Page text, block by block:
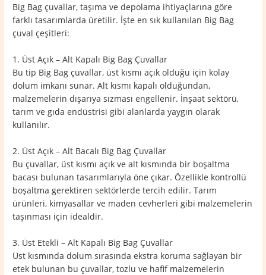
Big Bag çuvallar, taşıma ve depolama ihtiyaçlarına göre
farklı tasarımlarda üretilir. İşte en sık kullanılan Big Bag
çuval çeşitleri:
1. Üst Açık – Alt Kapalı Big Bag Çuvallar
Bu tip Big Bag çuvallar, üst kısmı açık olduğu için kolay
dolum imkanı sunar. Alt kısmı kapalı olduğundan,
malzemelerin dışarıya sızması engellenir. İnşaat sektörü,
tarım ve gıda endüstrisi gibi alanlarda yaygın olarak
kullanılır.
2. Üst Açık – Alt Bacalı Big Bag Çuvallar
Bu çuvallar, üst kısmı açık ve alt kısmında bir boşaltma
bacası bulunan tasarımlarıyla öne çıkar. Özellikle kontrollü
boşaltma gerektiren sektörlerde tercih edilir. Tarım
ürünleri, kimyasallar ve maden cevherleri gibi malzemelerin
taşınması için idealdir.
3. Üst Etekli – Alt Kapalı Big Bag Çuvallar
Üst kısmında dolum sırasında ekstra koruma sağlayan bir
etek bulunan bu çuvallar, tozlu ve hafif malzemelerin